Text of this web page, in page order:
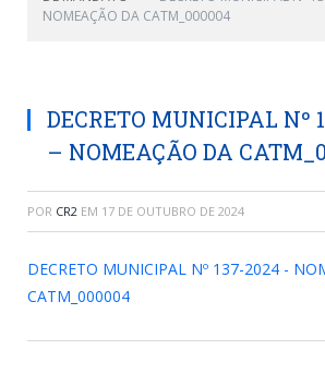
NOMEAÇÃO DA CATM_000004
DECRETO MUNICIPAL Nº
– NOMEAÇÃO DA
POR CR2 EM 17 DE OUTUBRO DE 2024
DECRETO MUNICIPAL Nº 137-2024 -
CATM_000004